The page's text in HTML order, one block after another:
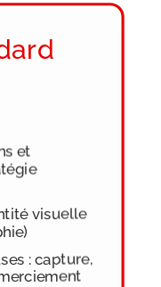
et
visuelle
: capture,